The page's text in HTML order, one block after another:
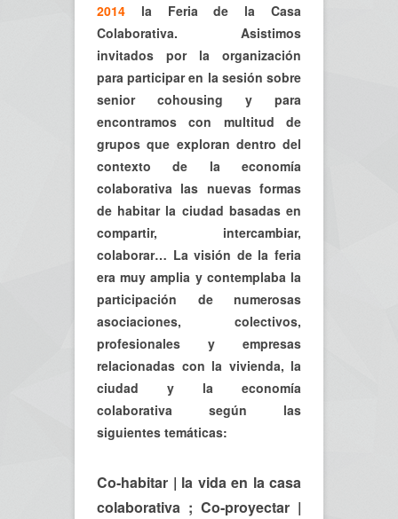
2014 la Feria de la Casa
Colaborativa. Asistimos
invitados por la organización
para participar en la sesión sobre
senior cohousing y para
encontramos con multitud de
grupos que exploran dentro del
contexto de la economía
colaborativa las nuevas formas
de habitar la ciudad basadas en
compartir, intercambiar,
colaborar… La visión de la feria
era muy amplia y contemplaba la
participación de numerosas
asociaciones, colectivos,
profesionales y empresas
relacionadas con la vivienda, la
ciudad y la economía
colaborativa según las
siguientes temáticas:
Co-habitar | la vida en la casa
colaborativa ; Co-proyectar |